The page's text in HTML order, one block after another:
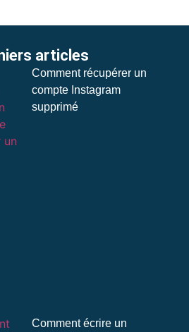
articles
Comment récupérer un
compte Instagram
supprimé
Comment écrire un